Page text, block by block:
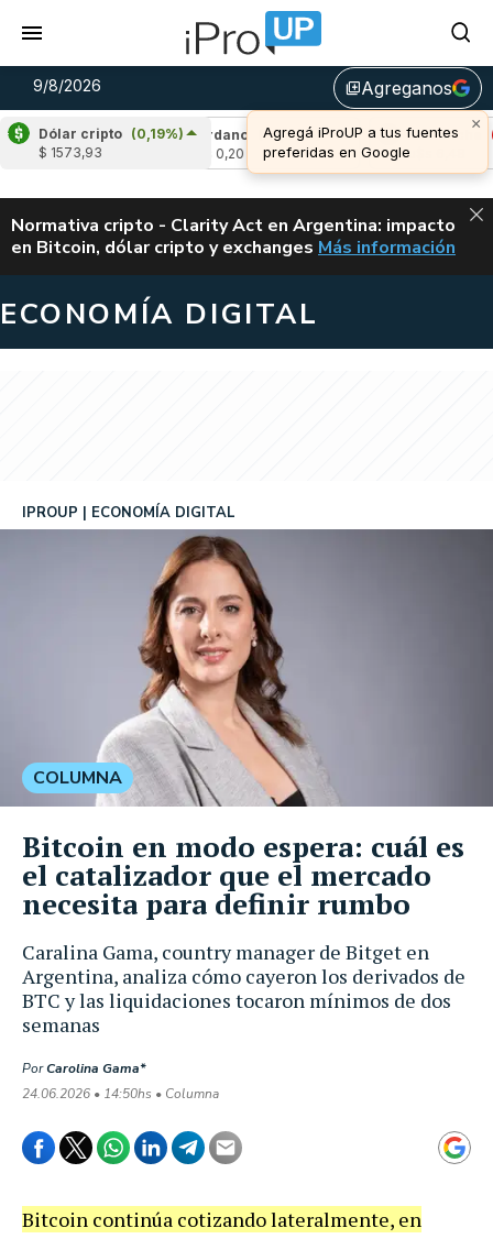
9/8/2026 library_addAgreganos
×
Agregá iProUP a tus fuentes
preferidas en Google
Dólar cripto (0,19%)
$ 1573,93
(0,01%)
Cardano (-0,02%)
u$s 0,20
Avalanche
(-
u$s 6,48
ALERTA
Normativa cripto - Clarity Act en Argentina: impacto
en Bitcoin, dólar cripto y exchanges CLARITY ACT EN
Más información
ECONOMÍA DIGITAL
Caralina Gama, country manager de Bitget en
Argentina, analiza cómo cayeron los derivados de
BTC y las liquidaciones tocaron mínimos de dos
semanas
IPROUP ECONOMÍA DIGITAL
PorCarolina Gama*
24.06.2026 • 14:50hs • Columna
COLUMNA
Bitcoin en modo espera: cuál es
el catalizador que el mercado
necesita para definir rumbo
Bitcoin continúa cotizando lateralmente, en